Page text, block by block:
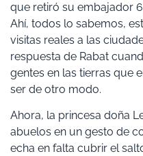
que retiró su embajador
Ahí, todos lo sabemos,
visitas reales a las
respuesta de Rabat
gentes en las tierras que
ser de otro modo.
Ahora, la princesa doña
abuelos en un gesto de
echa en falta cubrir el